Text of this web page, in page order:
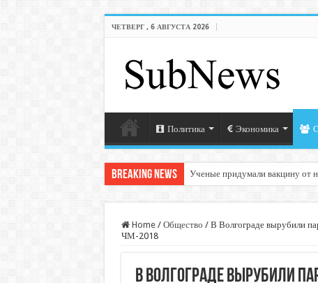
ЧЕТВЕРГ , 6 АВГУСТА 2026
Политика Экономика
Breaking News Ученые придумали вакцину от
Home / Общество / В Волгограде вырубили
ЧМ-2018
В Волгограде вырубили